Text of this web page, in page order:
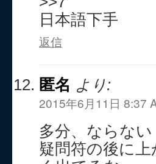
日本語下手
返信
匿名 より:
2015年6月11日 8:37
多分、ならない
疑問符の後に